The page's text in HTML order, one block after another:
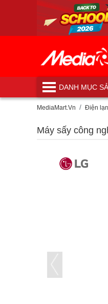
DANH MỤC
MediaMart.Vn Điện
Máy sấy công